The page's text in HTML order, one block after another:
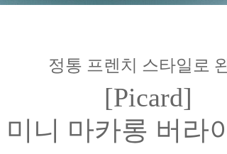
정통 프렌치 스타일로
[Picard]
미니 마카롱 버라